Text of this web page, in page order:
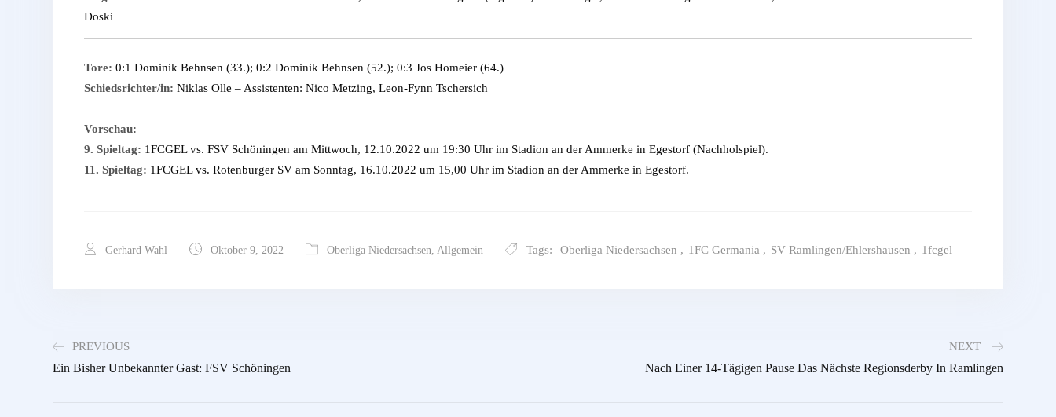
Doski
Tore: 0:1 Dominik Behnsen (33.); 0:2 Dominik Behnsen (52.); 0:3 Jos Homeier (64.)
Schiedsrichter/in: Niklas Olle – Assistenten: Nico Metzing, Leon-Fynn Tschersich
Vorschau:
9. Spieltag: 1FCGEL vs. FSV Schöningen am Mittwoch, 12.10.2022 um 19:30 Uhr im Stadion an der Ammerke in Egestorf (Nachholspiel).
11. Spieltag: 1FCGEL vs. Rotenburger SV am Sonntag, 16.10.2022 um 15,00 Uhr im Stadion an der Ammerke in Egestorf.
Gerhard Wahl Oktober 9, 2022 Oberliga Niedersachsen Allgemein Tags: Oberliga Niedersachsen , 1FC Germania , SV Ramlingen/Ehlershausen , 1fcgel
PREVIOUS
Ein Bisher Unbekannter Gast: FSV Schöningen
NEXT
Nach Einer 14-Tägigen Pause Das Nächste Regionsderby In Ramlingen